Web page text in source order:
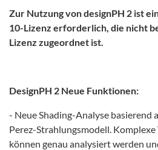
Zur Nutzung von designPH 2 ist
10-Lizenz erforderlich, die nicht
Lizenz zugeordnet ist.
DesignPH 2 Neue Funktionen:
- Neue Shading-Analyse basierend
Perez-Strahlungsmodell.
können genau analysiert werden